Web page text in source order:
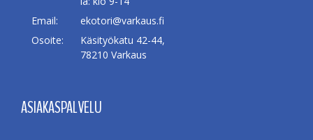
Email:
ekotori@varkaus.fi
Osoite:
Käsityökatu 42-44,
78210 Varkaus
ASIAKASPALVELU